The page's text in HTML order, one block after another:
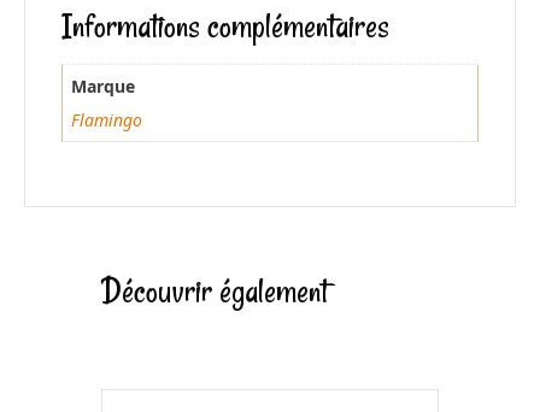
Informations complémentaires
Marque
Flamingo
Découvrir également